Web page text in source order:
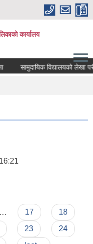
कार्यालय
सामुदायिक विद्यालयको लेखा
17
18
23
24